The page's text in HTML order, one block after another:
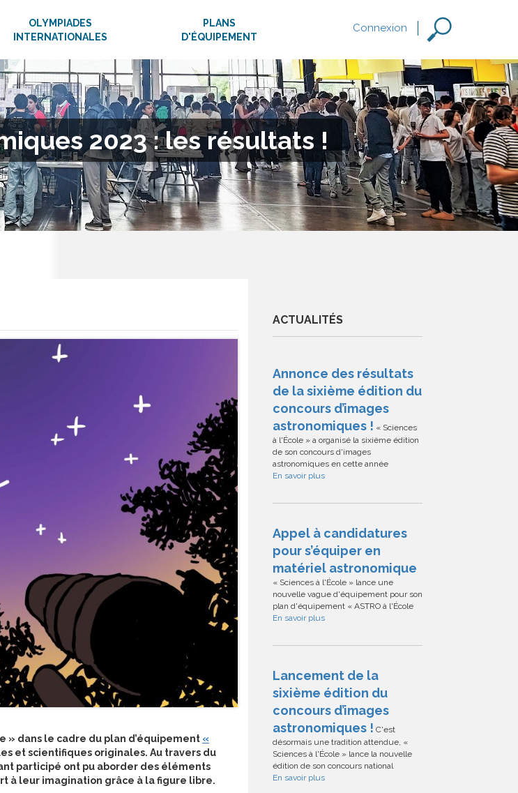
OLYMPIADES
INTERNATIONALES
PLANS
D'ÉQUIPEMENT
Connexion
2023 : les résultats !
» dans le cadre du plan d’équipement «
et scientifiques originales. Au travers du
participé ont pu aborder des éléments
à leur imagination grâce à la figure libre.
ACTUALITÉS
Annonce des résultats
de la sixième édition du
concours d’images
astronomiques ! « Sciences
à l'École » a organisé la sixième édition
de son concours d'images
astronomiques en cette année
En savoir plus
Appel à candidatures
pour s’équiper en
matériel astronomique
« Sciences à l'École » lance une
nouvelle vague d'équipement pour son
plan d'équipement « ASTRO à l'École
En savoir plus
Lancement de la
sixième édition du
concours d’images
astronomiques ! C'est
désormais une tradition attendue, «
Sciences à l'École » lance la nouvelle
édition de son concours national
En savoir plus